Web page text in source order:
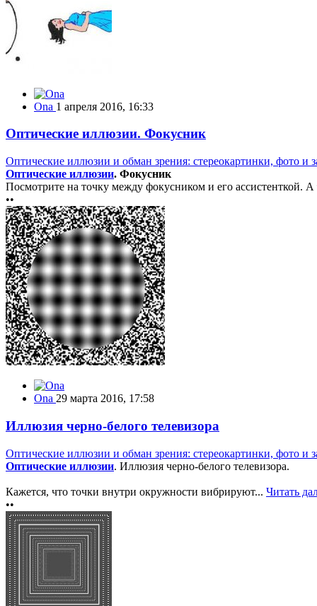
Ona 1 апреля 2016, 16:33
Оптические иллюзии. Фокусник
Оптические иллюзии и обман зрения: стереокартинки, фото и
Оптические иллюзии. Фокусник
Посмотрите на точку между фокусником и его ассистенткой. А
••
Ona 29 марта 2016, 17:58
Иллюзия черно-белого телевизора
Оптические иллюзии и обман зрения: стереокартинки, фото и
Оптические иллюзии. Иллюзия черно-белого телевизора.
Кажется, что точки внутри окружности вибрируют... Читать
••